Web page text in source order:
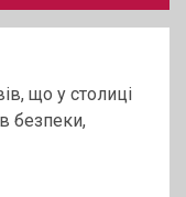
що у столиці
безпеки,